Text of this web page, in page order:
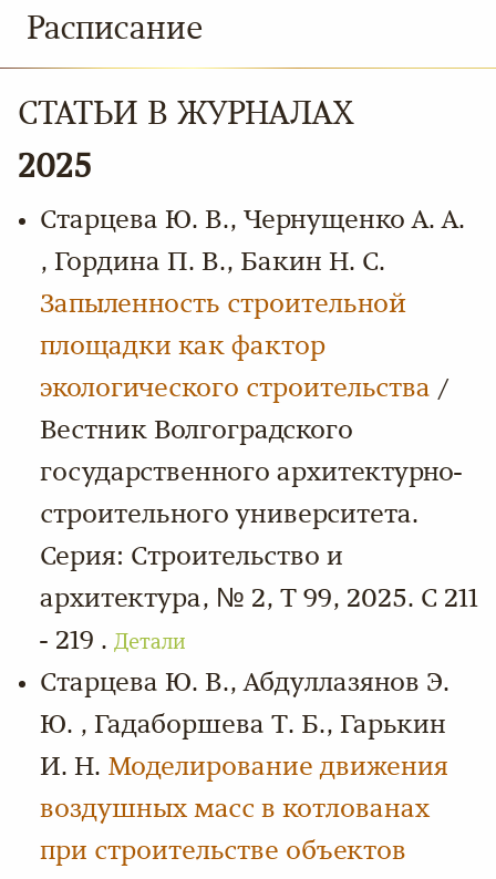
Расписание
СТАТЬИ В ЖУРНАЛАХ
2025
Старцева Ю. В., Чернущенко А. А.
, Гордина П. В., Бакин Н. С.
Запыленность строительной
площадки как фактор
экологического строительства /
Вестник Волгоградского
государственного архитектурно-
строительного университета.
Серия: Строительство и
архитектура, № 2, Т 99, 2025. С 211
- 219 . Детали
Старцева Ю. В., Абдуллазянов Э.
Ю. , Гадаборшева Т. Б., Гарькин
И. Н. Моделирование движения
воздушных масс в котлованах
при строительстве объектов